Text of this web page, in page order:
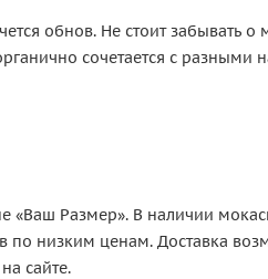
обнов. Не стоит забывать
сочетается с разными
«Ваш Размер». В наличии
по низким ценам. Доставка
сайте.